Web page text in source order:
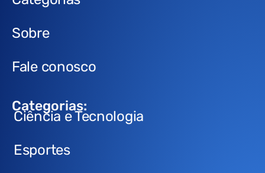
Sobre
Fale conosco
Categorias:
Ciência e Tecnologia
Esportes